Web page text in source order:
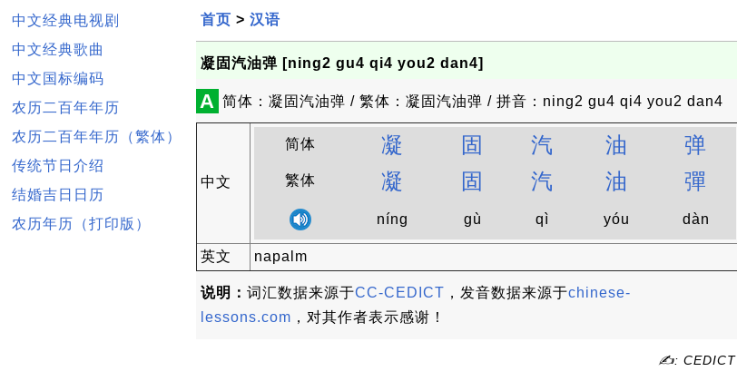
中文经典电视剧
中文经典歌曲
中文国标编码
农历二百年年历
农历二百年年历（繁体）
传统节日介绍
结婚吉日日历
农历年历（打印版）
首页 > 汉语
凝固汽油弹 [ning2 gu4 qi4 you2 dan4]
A 简体：凝固汽油弹 / 繁体：凝固汽油弹 / 拼音：ning2 gu4 qi4 you2 dan4
中文
简体 凝 固 汽 油 弹
繁体 凝 固 汽 油 彈
níng gù qì yóu dàn
英文 napalm
说明： 词汇数据来源于CC-CEDICT ，发音数据来源于chinese-
lessons.com ，对其作者表示感谢！
✍: CEDICT